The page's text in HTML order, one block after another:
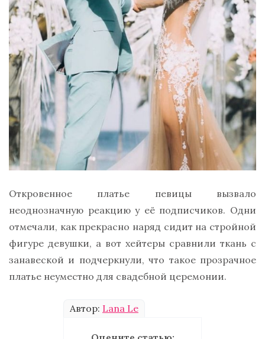
Откровенное платье певицы вызвало
неоднозначную реакцию у её подписчиков. Одни
отмечали, как прекрасно наряд сидит на стройной
фигуре девушки, а вот хейтеры сравнили ткань с
занавеской и подчеркнули, что такое прозрачное
платье неуместно для свадебной церемонии.
Автор: Lana Le